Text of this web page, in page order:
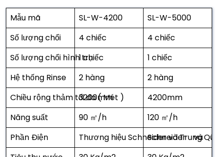
Mẫu mã SL-W-4200
SL-W-5000
Số lượng chổi
4 chiếc
4 chiếc
Số lượng chổi hình trụ
1 chiếc
1 chiếc
Hệ thống Rinse
2 hàng
2 hàng
Chiều rộng thảm tối đa ( Mét )
3200mm
4200mm
Năng suất
90 ㎡/h
120 ㎡/h
Phần Điện
Thương hiệu Schneider và Trung
Schneider và